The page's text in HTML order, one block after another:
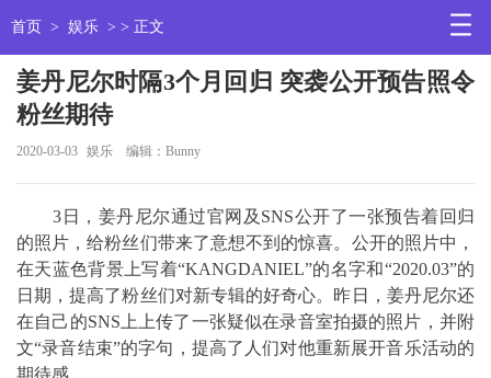
首页 > 娱乐 > > 正文
姜丹尼尔时隔3个月回归 突袭公开预告照令
粉丝期待
2020-03-03 娱乐 编辑：Bunny
3日，姜丹尼尔通过官网及SNS公开了一张预告着回归
的照片，给粉丝们带来了意想不到的惊喜。公开的照片中，
在天蓝色背景上写着“KANGDANIEL”的名字和“2020.03”的
日期，提高了粉丝们对新专辑的好奇心。昨日，姜丹尼尔还
在自己的SNS上上传了一张疑似在录音室拍摄的照片，并附
文“录音结束”的字句，提高了人们对他重新展开音乐活动的
期待感。